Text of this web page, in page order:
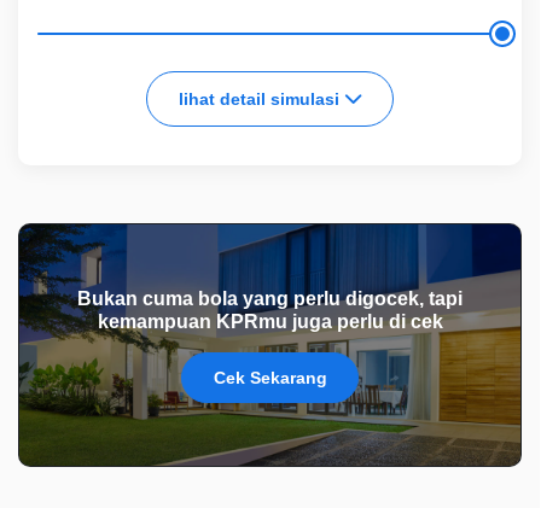
lihat detail simulasi
Bukan cuma bola yang perlu digocek, tapi
kemampuan KPRmu juga perlu di cek
Cek Sekarang